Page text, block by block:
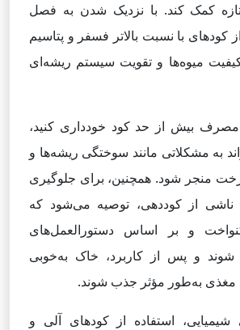
کمک کند. با نزدیک شدن به فصل
کودهای با نسبت بالاتر فسفر و پتاسیم
کیفیت میوه‌ها و تقویت سیستم ریشه‌ای
بیش از حد کود خودداری کنید،
به مشکلاتی مانند سوختگی ریشه‌ها و
منجر شود. همچنین، برای جلوگیری
ناشی از کوددهی، توصیه می‌شود که
و بر اساس دستورالعمل‌های
شوند و پس از کاربرد، خاک به‌خوبی
مغذی به‌طور مؤثر جذب شوند.
شیمیایی، استفاده از کودهای آلی و